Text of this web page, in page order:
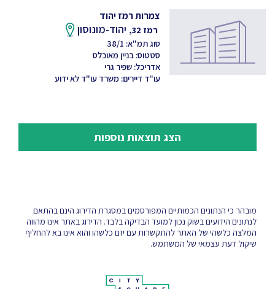
צמרות רמז יהוד
רמז 32, יהוד-מונוסון
סוג תמ"א: 38/1
סטטוס: בניין מאוכלס
אדריכל: שפיר גרי
עו"ד דיירים: משרד עו"ד לא ידוע
הצג תוצאות נוספות
מובהר כי הנתונים הכמותיים המפורסמים במסגרת הדירוג הינם בהתאם
לנתונים הידועים בשוק נכון למועד הבדיקה בלבד. הדירוג באתר אינו מהווה
המלצה כלשהי של האתר להתקשרות עם יזם כלשהו והוא אינו בא להחליף
שיקול דעת עצמאי של המשתמש.